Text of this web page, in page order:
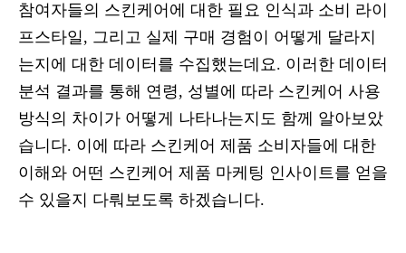
참여자들의 스킨케어에 대한 필요 인식과 소비 라이
프스타일, 그리고 실제 구매 경험이 어떻게 달라지
는지에 대한 데이터를 수집했는데요. 이러한 데이터
분석 결과를 통해 연령, 성별에 따라 스킨케어 사용
방식의 차이가 어떻게 나타나는지도 함께 알아보았
습니다. 이에 따라 스킨케어 제품 소비자들에 대한
이해와 어떤 스킨케어 제품 마케팅 인사이트를 얻을
수 있을지 다뤄보도록 하겠습니다.